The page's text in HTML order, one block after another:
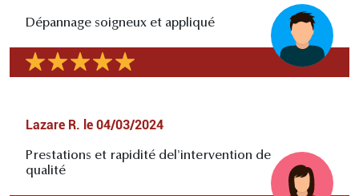
Dépannage soigneux et appliqué
Lazare R. le 04/03/2024
Prestations et rapidité del'intervention de
qualité